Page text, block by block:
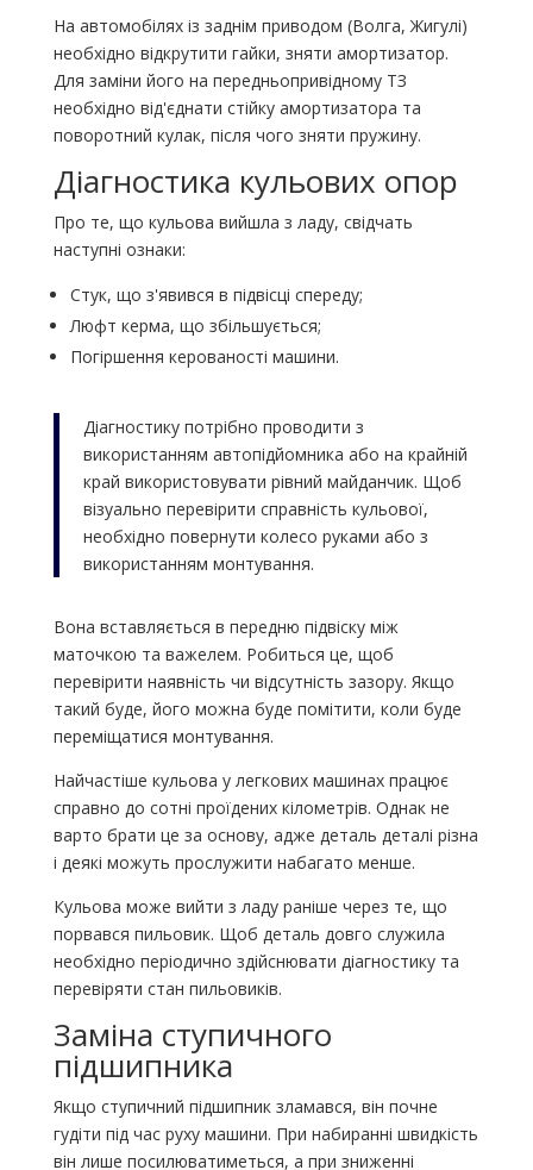
На автомобілях із заднім приводом (Волга, Жигулі)
необхідно відкрутити гайки, зняти амортизатор.
Для заміни його на передньопривідному ТЗ
необхідно від'єднати стійку амортизатора та
поворотний кулак, після чого зняти пружину.
Діагностика кульових опор
Про те, що кульова вийшла з ладу, свідчать
наступні ознаки:
Стук, що з'явився в підвісці спереду;
Люфт керма, що збільшується;
Погіршення керованості машини.
Діагностику потрібно проводити з
використанням автопідйомника або на крайній
край використовувати рівний майданчик. Щоб
візуально перевірити справність кульової,
необхідно повернути колесо руками або з
використанням монтування.
Вона вставляється в передню підвіску між
маточкою та важелем. Робиться це, щоб
перевірити наявність чи відсутність зазору. Якщо
такий буде, його можна буде помітити, коли буде
переміщатися монтування.
Найчастіше кульова у легкових машинах працює
справно до сотні проїдених кілометрів. Однак не
варто брати це за основу, адже деталь деталі різна
і деякі можуть прослужити набагато менше.
Кульова може вийти з ладу раніше через те, що
порвався пильовик. Щоб деталь довго служила
необхідно періодично здійснювати діагностику та
перевіряти стан пильовиків.
Заміна ступичного
підшипника
Якщо ступичний підшипник зламався, він почне
гудіти під час руху машини. При набиранні швидкість
він лише посилюватиметься, а при зниженні